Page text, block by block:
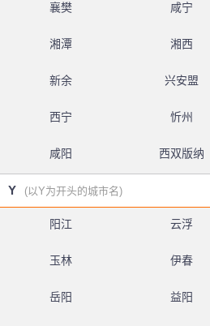
襄樊 咸宁
湘潭 湘西
新余 兴安盟
西宁 忻州
咸阳 西双版纳
Y (以Y为开头的城市名)
阳江 云浮
玉林 伊春
岳阳 益阳